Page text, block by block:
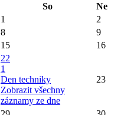
So
Ne
1
2
8
9
15 16
22
1
Den techniky
Zobrazit všechny
záznamy ze dne
23